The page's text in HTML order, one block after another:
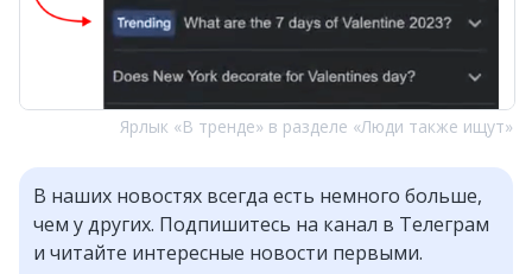
Ярлык «В тренде» в разделе «Люди также ищут»
В наших новостях всегда есть немного больше,
чем у других. Подпишитесь на канал в Телеграм
и читайте интересные новости первыми.